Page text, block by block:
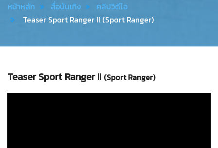
หน้าหลัก สื่อบันเทิง
คลิปวิดีโอ
Teaser Sport Ranger II (Sport Ranger)
Teaser Sport Ranger II (Sport Ranger)